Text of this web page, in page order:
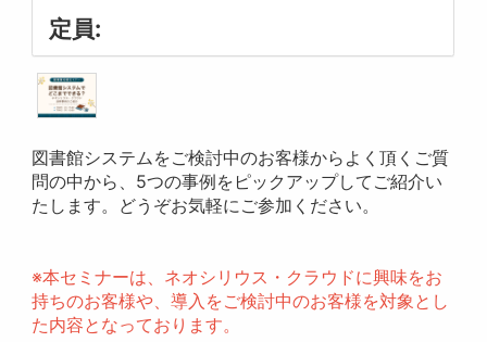
定員:
図書館システムをご検討中のお客様からよく頂くご質
問の中から、5つの事例をピックアップしてご紹介い
たします。どうぞお気軽にご参加ください。
※本セミナーは、ネオシリウス・クラウドに興味をお
持ちのお客様や、導入をご検討中のお客様を対象とし
た内容となっております。